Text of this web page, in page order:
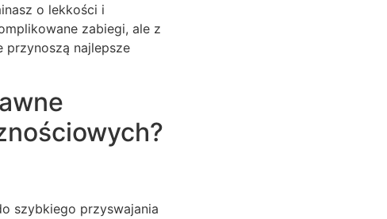
o lekkości i
zabiegi, ale z
przynoszą najlepsze
szybkiego przyswajania